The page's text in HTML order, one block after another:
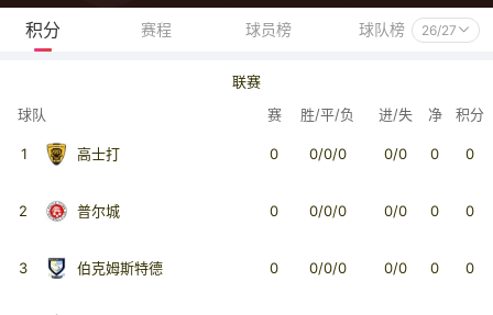
积分 赛程 球员榜 球队榜 26/27
联赛
球队
赛 胜/平/负 进/失 净 积分
1 高士打 0 0/0/0 0/0 0 0
2 普尔城 0 0/0/0 0/0 0 0
3 伯克姆斯特德 0 0/0/0 0/0 0 0